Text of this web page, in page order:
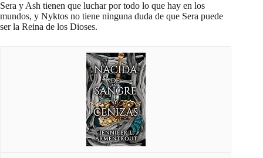
Sera y Ash tienen que luchar por todo lo que hay en los
mundos, y Nyktos no tiene ninguna duda de que Sera puede
ser la Reina de los Dioses.